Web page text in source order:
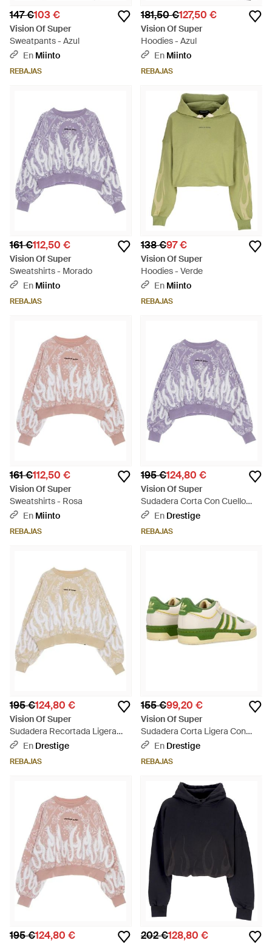
147 €103 €
Vision Of Super
Sweatpants - Azul
En Miinto
REBAJAS
181,50 €127,50 €
Vision Of Super
Hoodies - Azul
En Miinto
REBAJAS
161 €112,50 €
Vision Of Super
Sweatshirts - Morado
En Miinto
REBAJAS
138 €97 €
Vision Of Super
Hoodies - Verde
En Miinto
REBAJAS
161 €112,50 €
Vision Of Super
Sweatshirts - Rosa
En Miinto
REBAJAS
195 €124,80 €
Vision Of Super
Sudadera Corta Con Cuello
Redondo Para Mujer, Ligera,
Lila/Blanco - Morado
En Drestige
REBAJAS
195 €124,80 €
Vision Of Super
Sudadera Recortada Ligera
Con Cuello Redondo Para
Bandana - Blanco
En Drestige
REBAJAS
155 €99,20 €
Vision Of Super
Sudadera Corta Ligera Con
Capucha Para Mujer Flames
Roto - Verde
En Drestige
REBAJAS
195 €124,80 € 202 €128,80 €